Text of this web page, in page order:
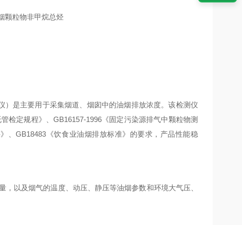
是主要用于采集烟道、烟囱中的油烟排放浓度。该检测仪
管检定规程》、GB16157-1996 《固定污染源排气中颗粒物测
、GB18483 《饮食业油烟排放标准》的要求，产品性能稳
以及烟气的温度、动压、静压等油烟参数和环境大气压、